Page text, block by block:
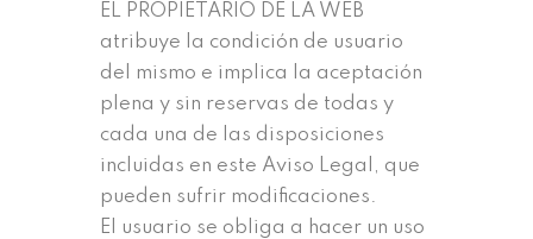
EL PROPIETARIO DE LA WEB
atribuye la condición de usuario
del mismo e implica la aceptación
plena y sin reservas de todas y
cada una de las disposiciones
incluidas en este Aviso Legal, que
pueden sufrir modificaciones.
El usuario se obliga a hacer un uso